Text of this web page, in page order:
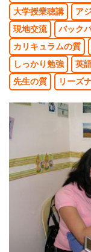
大学授業聴講
ア
現地交流
バック
カリキュラムの質
しっかり勉強
英
先生の質
リーズ